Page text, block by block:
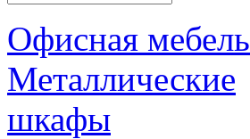
Офисная мебель
Металлические
шкафы